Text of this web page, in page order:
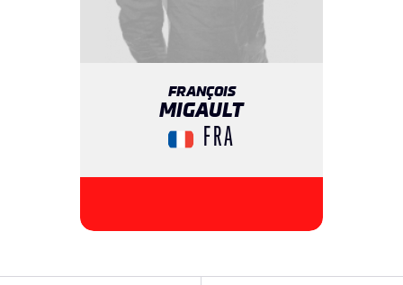
FRANÇOIS
MIGAULT
FRA